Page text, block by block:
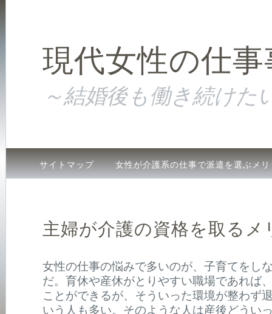
現代女性の仕
～結婚後も働き続けた
サイトマップ 女性が介護系の仕事で派遣を選ぶメ
主婦が介護の資格を取るメ
女性の仕事の悩みで多いのが、子育てをし
だ。育休や産休がとりやすい職場であれば
ことができるが、そういった環境が整わず
いう人も多い。そのような人は産後どうい